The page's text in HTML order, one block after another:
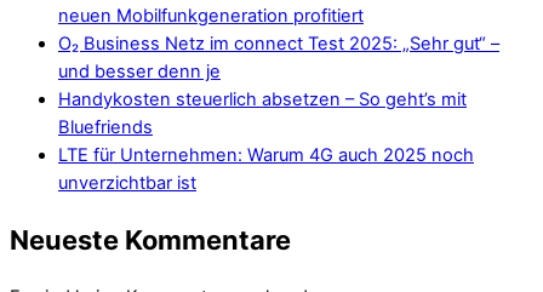
neuen Mobilfunkgeneration profitiert
O₂ Business Netz im connect Test 2025: „Sehr gut“ –
und besser denn je
Handykosten steuerlich absetzen – So geht’s mit
Bluefriends
LTE für Unternehmen: Warum 4G auch 2025 noch
unverzichtbar ist
Neueste Kommentare